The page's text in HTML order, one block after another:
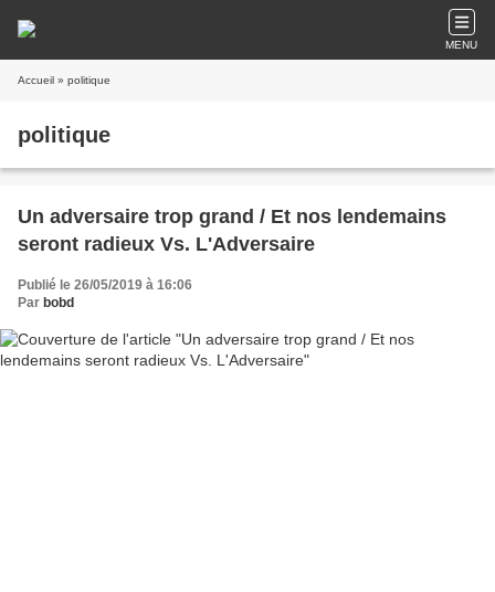
MENU
Accueil » politique
politique
Un adversaire trop grand / Et nos lendemains
seront radieux Vs. L'Adversaire
Publié le 26/05/2019 à 16:06
Par bobd